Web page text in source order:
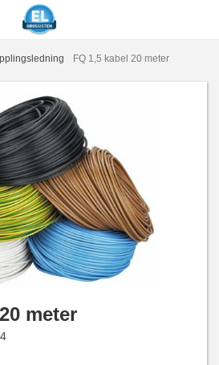
FQ 1,5 kabel 20 meter
meter